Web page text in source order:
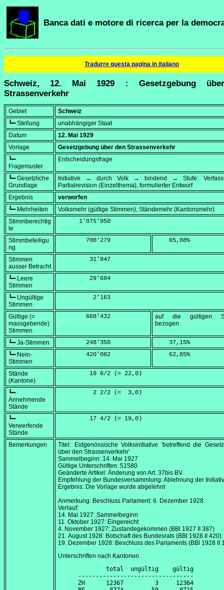
Banca dati e motore di ricerca per la
Tradurre questa pagina in italiano
Schweiz, 12. Mai 1929 : Gesetzgebung
Strassenverkehr
Gebiet
Schweiz
┗━ Stellung
unabhängiger Staat
Datum
12. Mai 1929
Vorlage
Gesetzgebung über den Strassenverkehr
┗━
Fragemuster
Entscheidungsfrage
┗━ Gesetzliche
Grundlage
Initiative → durch Volk → bindend → Stufe:
Partialrevision (Einzelthema), formulierter Entwurf
Ergebnis
verworfen
┗━ Mehrheiten
Volksmehr (gültige Stimmen), Ständemehr (Kantonsmehr)
Stimmberechtig
te
      1'075'950
Stimmbeteiligu
ng
        700'279
    65,08
%
Stimmen
ausser Betracht
         31'847
┗━ Leere
Stimmen
         29'684
┗━ Ungültige
Stimmen
          2'163
Gültige (=
massgebende)
Stimmen
        668'432
auf die gültigen
bezogen
┗━ Ja-Stimmen
        248'350
    37,15
%
┗━ Nein-
Stimmen
        420'082
    62,85
%
Stände
(Kantone)
         19 6/2 (=
22,0 )
┗━
Annehmende
Stände
          2 2/2 (=
  3,0
)
┗━
Verwerfende
Stände
         17 4/2 (=
19,0 )
Bemerkungen
Titel: Eidgenössische Volksinitiative 'betreffend die
über den Strassenverkehr'
Sammelbeginn: 14. Mai 1927
Gültige Unterschriften: 51580
Geänderte Artikel: Änderung von Art. 37bis BV
Empfehlung der Bundesversammlung: Ablehnung der
Ergebnis: Die Vorlage wurde abgelehnt
Anmerkung: Beschluss Parlament: 6. Dezember 1928.
Verlauf:
14. Mai 1927: Sammelbeginn
11. Oktober 1927: Eingereicht
4. November 1927: Zustandegekommen (BBl 1927 II 387)
21. August 1928: Botschaft des Bundesrats (BBl 1928 II 420)
19. Dezember 1928: Beschluss des Parlaments (BBl 1928 II
Unterschriften nach Kantonen
        total  ungültig    gültig
---------------------------------
ZH      12367         3     12364